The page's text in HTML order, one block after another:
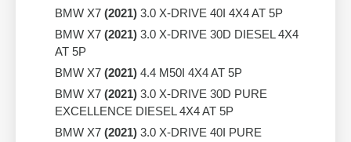
BMW X7 (2021) 3.0 X-DRIVE 40I 4X4 AT 5P
BMW X7 (2021) 3.0 X-DRIVE 30D DIESEL 4X4
AT 5P
BMW X7 (2021) 4.4 M50I 4X4 AT 5P
BMW X7 (2021) 3.0 X-DRIVE 30D PURE
EXCELLENCE DIESEL 4X4 AT 5P
BMW X7 (2021) 3.0 X-DRIVE 40I PURE